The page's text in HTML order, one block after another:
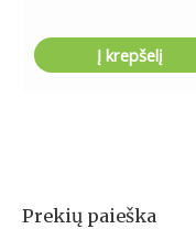
Prekių paieška
I
Į krepšelį